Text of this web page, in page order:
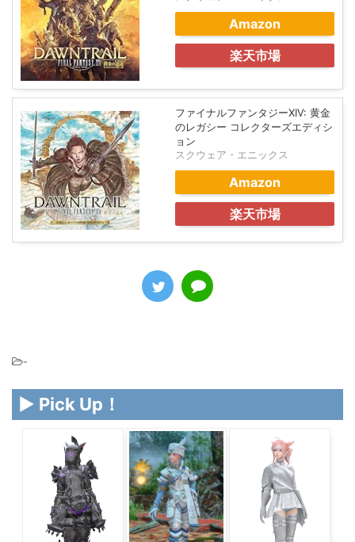
Amazon
楽天市場
ファイナルファンタジーXIV: 黄金
のレガシー コレクターズエディシ
ョン
スクウェア・エニックス
Amazon
楽天市場
-
▶ Pick Up！